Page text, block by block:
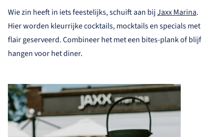
Wie zin heeft in iets feestelijks, schuift aan bijJaxx Marina.
Hier worden kleurrijke cocktails, mocktails en specials met
flair geserveerd. Combineer het met een bites-plank of blijf
hangen voor het diner.